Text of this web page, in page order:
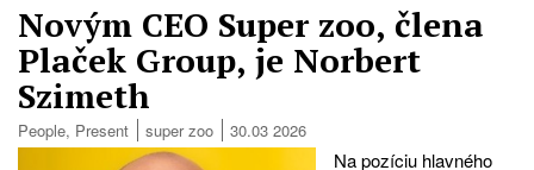
Novým CEO Super zoo, člena
Plaček Group, je Norbert
Szimeth
People, Present super zoo 30.03 2026
Na pozíciu hlavného